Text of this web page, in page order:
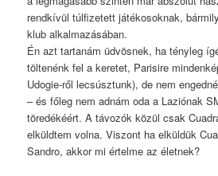
rendkívül túlfizetett játékosoknak,
klub alkalmazásában.
Én azt tartanám üdvösnek, ha tényleg
töltenénk fel a keretet, Parisire
Udogie-ről lecsúsztunk), de nem
– és főleg nem adnám oda a Laziónak
töredékéért. A távozók közül csak
elküldtem volna. Viszont ha elküldük
Sandro, akkor mi értelme az életnek?